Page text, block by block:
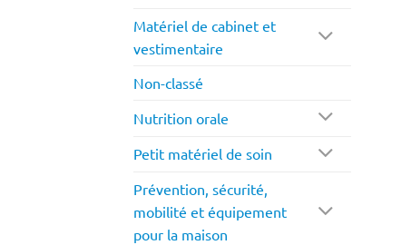
Matériel de cabinet et
vestimentaire
Non-classé
Nutrition orale
Petit matériel de soin
Prévention, sécurité,
mobilité et équipement
pour la maison